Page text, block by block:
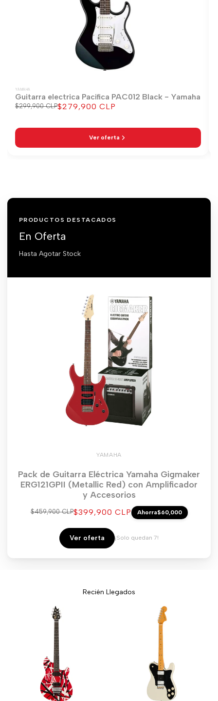
YAMAHA
Guitarra electrica Pacifica PAC012 Black - Yamaha
Precio
$299,900 CLPPrecio
$279,900 CLP
Ver oferta
PRODUCTOS DESTACADOS
En Oferta
Hasta Agotar Stock
YAMAHA
Pack de Guitarra Eléctrica Yamaha Gigmaker
ERG121GPII (Metallic Red) con Amplificador
y Accesorios
Precio
$459,900 CLPPrecio
venta
$399,900 CLP Ahorra$60,000
Ver oferta ¡Solo quedan 7!
Recién Llegados